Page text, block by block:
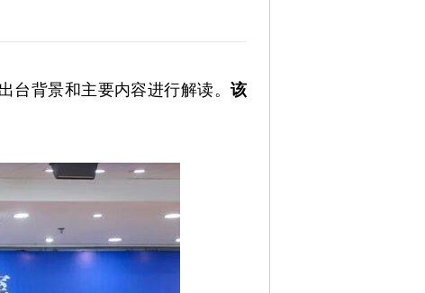
台背景和主要内容进行解读。 该